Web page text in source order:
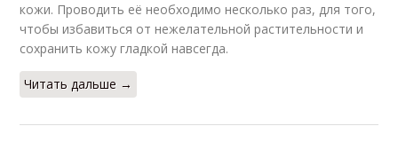
кожи. Проводить её необходимо несколько раз, для того,
чтобы избавиться от нежелательной растительности и
сохранить кожу гладкой навсегда.
Читать дальше →